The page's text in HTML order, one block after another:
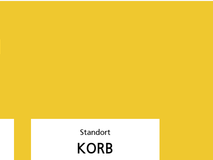
Standort
KORB